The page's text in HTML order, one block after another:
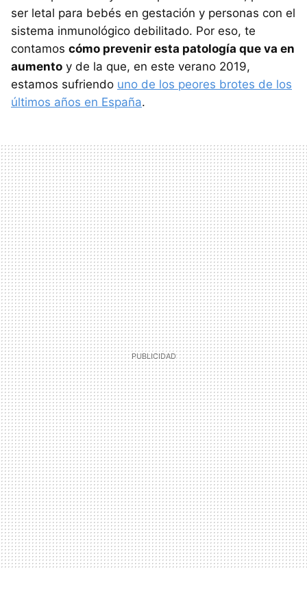
ser letal para bebés en gestación y personas con el
sistema inmunológico debilitado. Por eso, te
contamos cómo prevenir esta patología que va en
aumento y de la que, en este verano 2019,
estamos sufriendo uno de los peores brotes de los
últimos años en España.